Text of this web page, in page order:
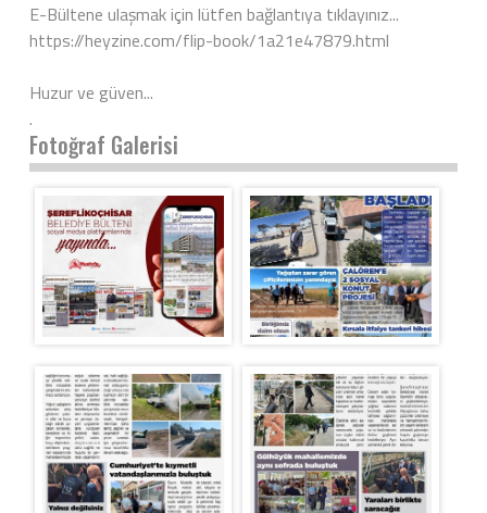
E-Bültene ulaşmak için lütfen bağlantıya tıklayınız...
https://heyzine.com/flip-book/1a21e47879.html
Huzur ve güven...
.
Fotoğraf Galerisi